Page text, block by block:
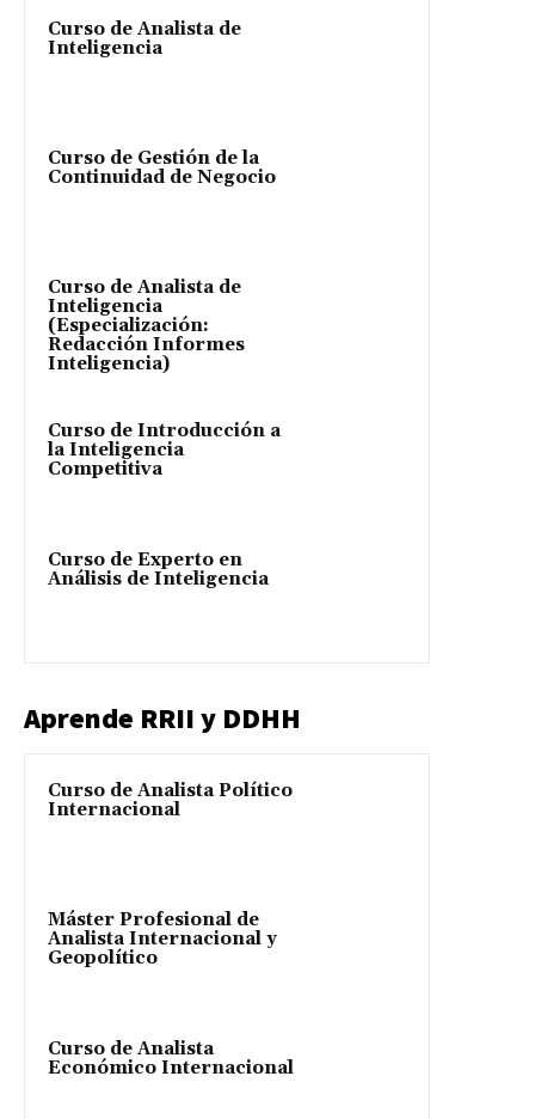
Curso de Analista de
Inteligencia
Curso de Gestión de la
Continuidad de Negocio
Curso de Analista de
Inteligencia
(Especialización:
Redacción Informes
Inteligencia)
Curso de Introducción a
la Inteligencia
Competitiva
Curso de Experto en
Análisis de Inteligencia
Aprende RRII y DDHH
Curso de Analista Político
Internacional
Máster Profesional de
Analista Internacional y
Geopolítico
Curso de Analista
Económico Internacional